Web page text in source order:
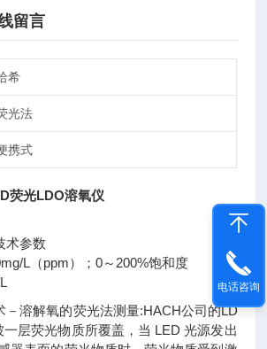
留言
希
光法
携式
荧光LDO溶氧仪
术参数
L（ppm）；0～200%饱和度
－溶解氧的荧光法测量:HACH公司的LD
层荧光物质所覆盖，当 LED 光源发出
电话咨询